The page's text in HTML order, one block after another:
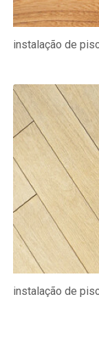
instalação de
instalação de